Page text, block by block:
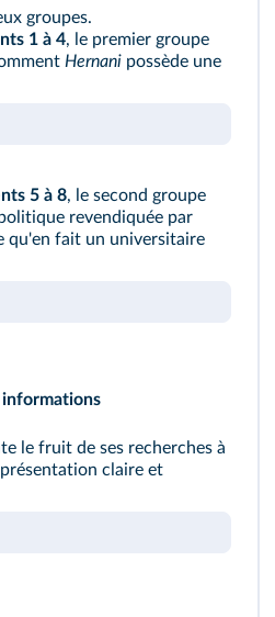
groupes.
1 à 4, le premier groupe
Hernani possède une
5 à 8, le second groupe
revendiquée par
qu'en fait un universitaire
informations
le fruit de ses recherches à
claire et